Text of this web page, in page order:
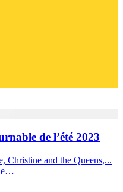
de l’été 2023
Christine and the Queens,...